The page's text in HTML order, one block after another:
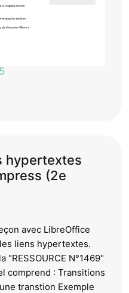
hypertextes
(2e
avec LibreOffice
liens hypertextes.
"RESSOURCE N°1469"
comprend : Transitions
transtion Exemple